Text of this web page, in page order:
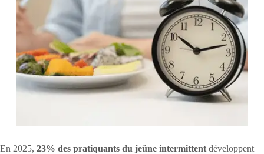
En 2025, 23% des pratiquants du jeûne intermittent développent